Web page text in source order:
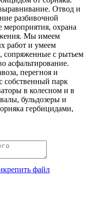
Отвод и
разбивочной
мероприятия, охрана
Мы имеем
работ и умеем
сопряженные с рытьем
асфальтирование.
перегноя и
собственный парк
в колесном и в
бульдозеры и
гербицидами,
файл